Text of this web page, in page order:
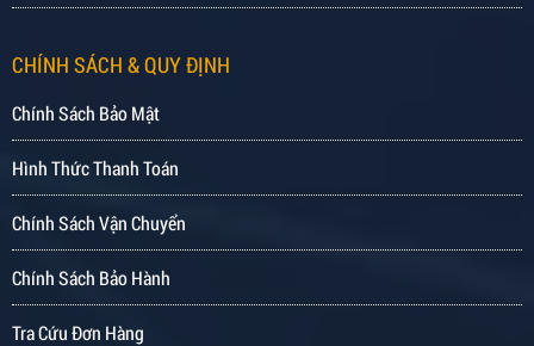
CHÍNH SÁCH & QUY ĐỊNH
Chính Sách Bảo Mật
Hình Thức Thanh Toán
Chính Sách Vận Chuyển
Chính Sách Bảo Hành
Tra Cứu Đơn Hàng